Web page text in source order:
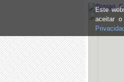
Este
aceitar